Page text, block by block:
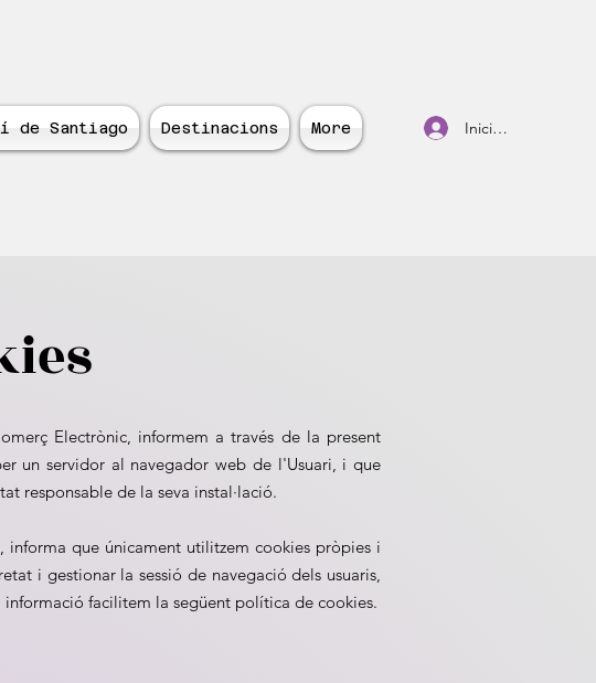
de Santiago Destinacions More Inicia la sessió
Electrònic, informem a través de la present
un servidor al navegador web de l'Usuari, i que
responsable de la seva instal·lació.
informa que únicament utilitzem cookies pròpies i
i gestionar la sessió de navegació dels usuaris,
informació facilitem la següent política de cookies.